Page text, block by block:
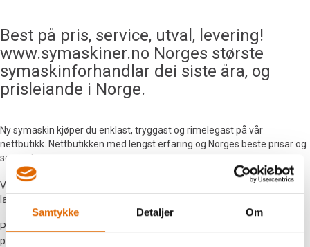
Samtykke Detaljer Om
Best på pris, service, utval, levering!
www.symaskiner.no Norges største
symaskinforhandlar dei siste åra, og
prisleiande i Norge.
Ny symaskin kjøper du enklast, tryggast og rimelegast på vår
nettbutikk. Nettbutikken med lengst erfaring og Norges beste prisar og
service!
Vil du sjå og prøve symaskin før du kjøper, stikk du innom vår butikk el.
lager. Åpent etter avtale når det passar deg.
På alle symaskiner kjøpt frå oss, gir me 5 års garanti (gjeld for
privatbruk).